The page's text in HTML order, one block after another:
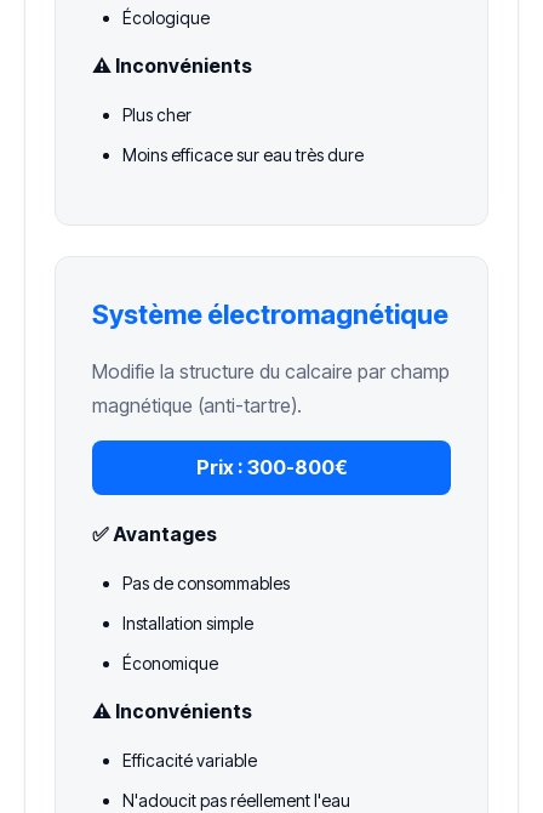
Écologique
⚠️ Inconvénients
Plus cher
Moins efficace sur eau très dure
Système électromagnétique
Modifie la structure du calcaire par champ
magnétique (anti-tartre).
Prix : 300-800€
✅ Avantages
Pas de consommables
Installation simple
Économique
⚠️ Inconvénients
Efficacité variable
N'adoucit pas réellement l'eau